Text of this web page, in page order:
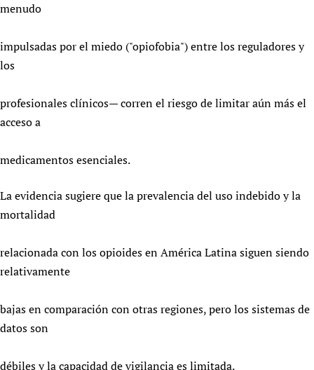
menudo
impulsadas por el miedo ("opiofobia") entre los reguladores y
los
profesionales clínicos— corren el riesgo de limitar aún más el
acceso a
medicamentos esenciales.
La evidencia sugiere que la prevalencia del uso indebido y la
mortalidad
relacionada con los opioides en América Latina siguen siendo
relativamente
bajas en comparación con otras regiones, pero los sistemas de
datos son
débiles y la capacidad de vigilancia es limitada.